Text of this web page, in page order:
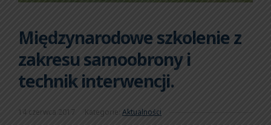
Międzynarodowe szkolenie z
zakresu samoobrony i
technik interwencji.
14 czerwca 2017 Kategorie: Aktualności